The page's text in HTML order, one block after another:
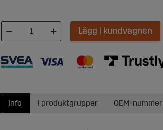
Lägg i kundvagnen
Info I produktgrupper OEM-nummer